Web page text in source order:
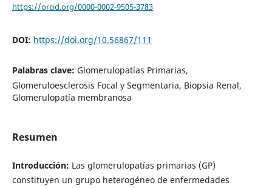
https://orcid.org/0000-0002-9505-3783
DOI: https://doi.org/10.56867/111
Palabras clave: Glomerulopatías Primarias,
Glomeruloesclerosis Focal y Segmentaria, Biopsia Renal,
Glomerulopatía membranosa
Resumen
Introducción: Las glomerulopatías primarias (GP)
constituyen un grupo heterogéneo de enfermedades